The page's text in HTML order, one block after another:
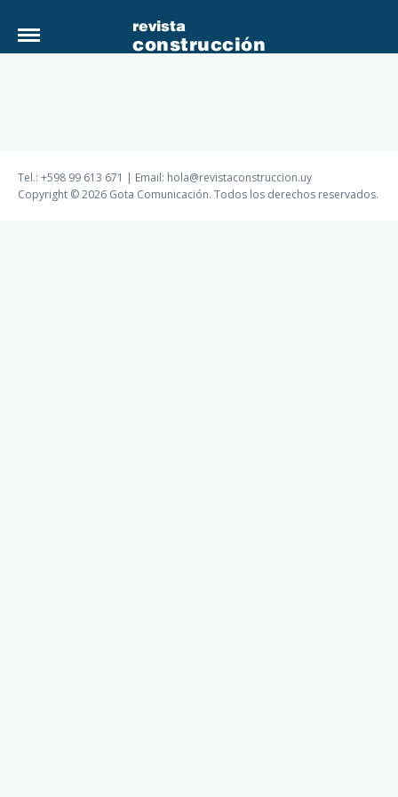
revista
construcción
Tel.: +598 99 613 671 | Email: hola@revistaconstruccion.uy
Copyright © 2026 Gota Comunicación. Todos los derechos reservados.